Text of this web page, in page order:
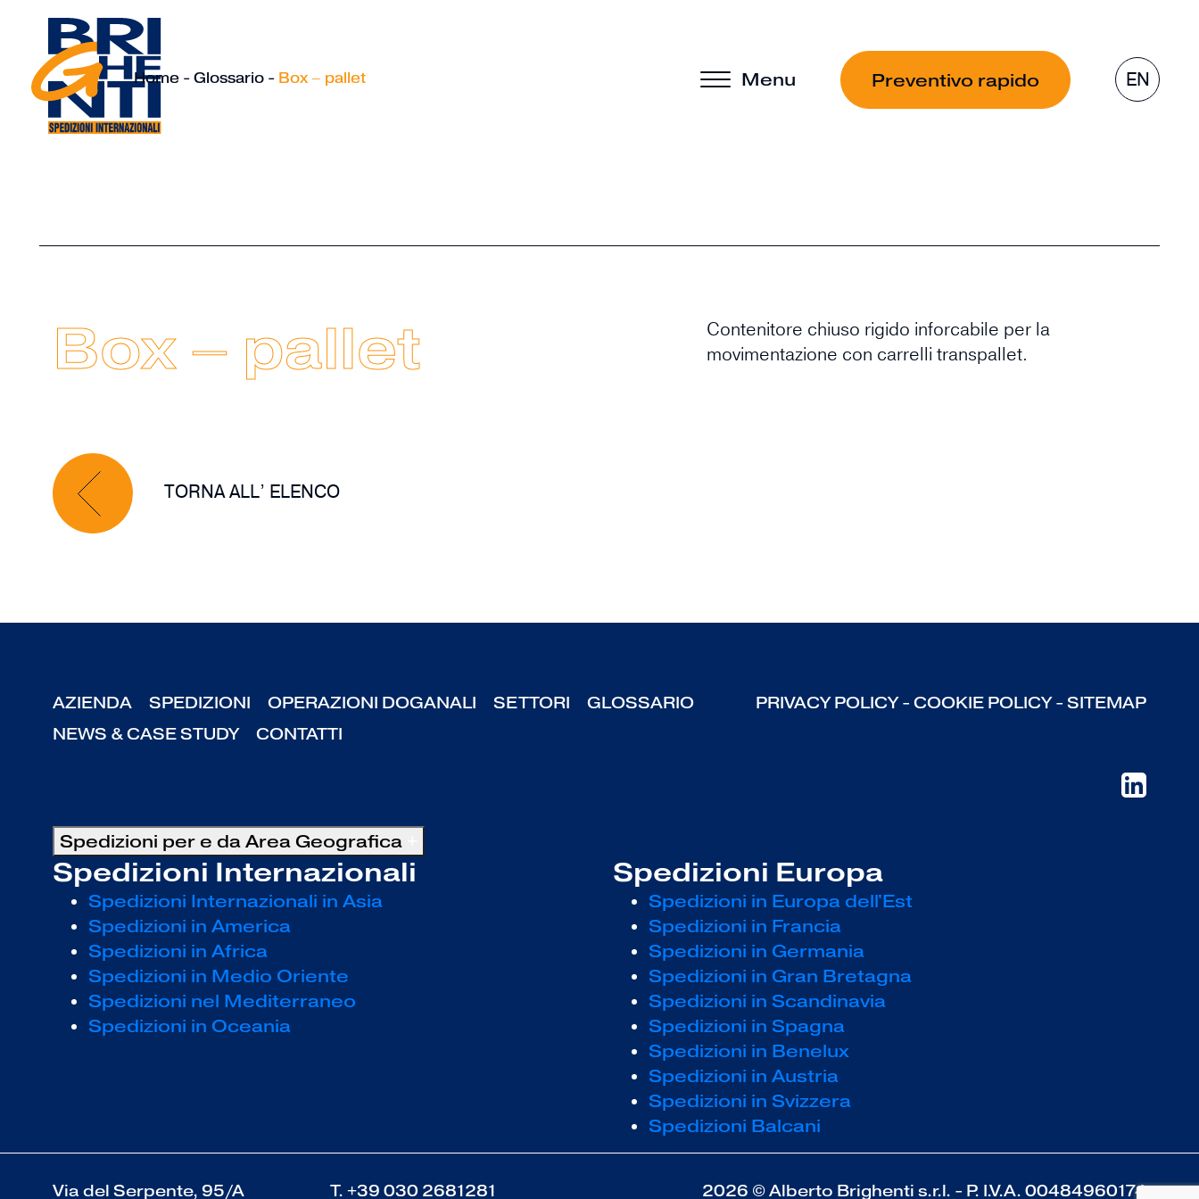
Menu Preventivo rapido EN
Home - Glossario - Box – pallet
Box – pallet
Contenitore chiuso rigido inforcabile per la
movimentazione con carrelli transpallet.
TORNA ALL’ ELENCO
AZIENDA SPEDIZIONI OPERAZIONI DOGANALI SETTORI
GLOSSARIO
NEWS & CASE STUDY
CONTATTI
PRIVACY POLICY- COOKIE POLICY- SITEMAP
Spedizioni per e da Area Geografica
Spedizioni Internazionali
Spedizioni Internazionali in Asia
Spedizioni in America
Spedizioni in Africa
Spedizioni in Medio Oriente
Spedizioni nel Mediterraneo
Spedizioni in Oceania
Spedizioni Europa
Spedizioni in Europa dell'Est
Spedizioni in Francia
Spedizioni in Germania
Spedizioni in Gran Bretagna
Spedizioni in Scandinavia
Spedizioni in Spagna
Spedizioni in Benelux
Spedizioni in Austria
Spedizioni in Svizzera
Spedizioni Balcani
Via del Serpente, 95/A T. +39 030 2681281 2026 © Alberto Brighenti s.r.l. - P. I.V.A. 00484960174